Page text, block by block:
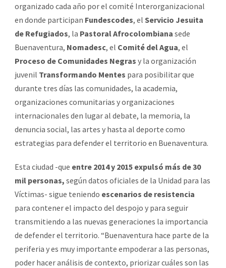
organizado cada año por el comité Interorganizacional
en donde participan Fundescodes, el Servicio Jesuita
de Refugiados, la Pastoral Afrocolombiana sede
Buenaventura, Nomadesc, el Comité del Agua, el
Proceso de Comunidades Negras y la organización
juvenil Transformando Mentes para posibilitar que
durante tres días las comunidades, la academia,
organizaciones comunitarias y organizaciones
internacionales den lugar al debate, la memoria, la
denuncia social, las artes y hasta al deporte como
estrategias para defender el territorio en Buenaventura.
Esta ciudad -que entre 2014 y 2015 expulsó más de 30
mil personas, según datos oficiales de la Unidad para las
Víctimas- sigue teniendo escenarios de resistencia
para contener el impacto del despojo y para seguir
transmitiendo a las nuevas generaciones la importancia
de defender el territorio. “Buenaventura hace parte de la
periferia y es muy importante empoderar a las personas,
poder hacer análisis de contexto, priorizar cuáles son las